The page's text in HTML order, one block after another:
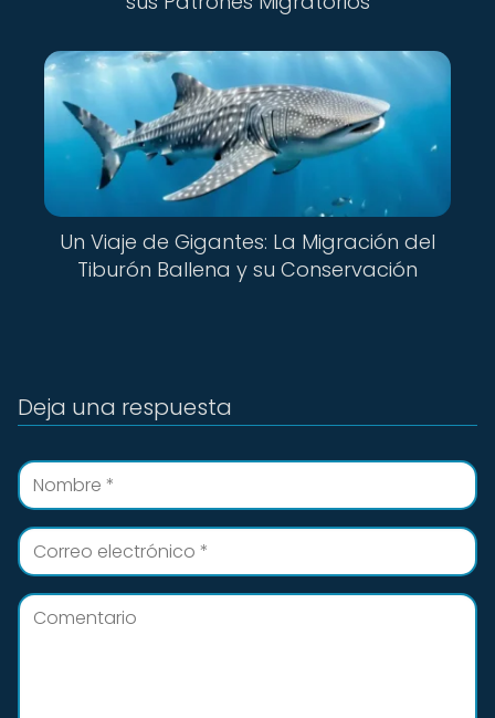
Un Viaje de Gigantes: La Migración del
Tiburón Ballena y su Conservación
Deja una respuesta